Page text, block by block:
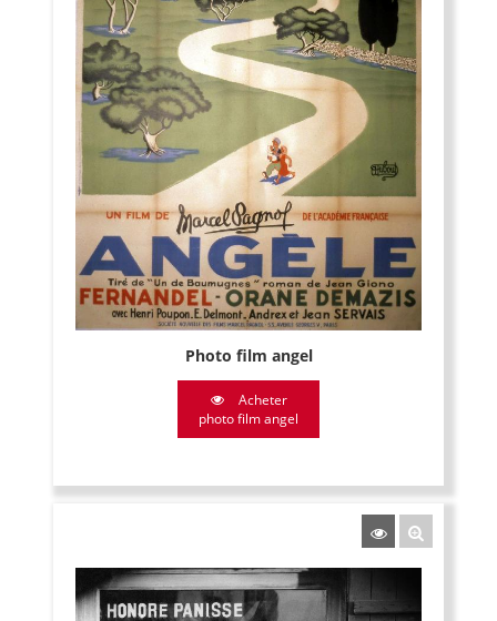
Photo film angel
Acheter
photo film angel